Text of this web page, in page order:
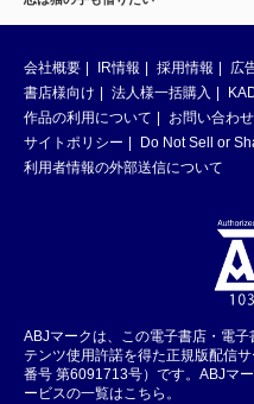
会社概要 IR情報 採用情報 広
書店様向け
法人様一括購入
作品の利用について
お問い合わせ
サイトポリシー
Do Not Sell or
利用者情報の外部送信について
ABJマークは、この電子書店・電
テンツ使用許諾を得た正規版配信
番号 第6091713号）です。ABJマ
ービスの一覧はこちら。